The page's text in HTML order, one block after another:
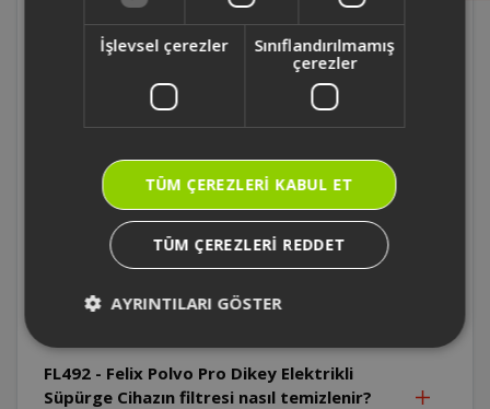
FL492 - Felix Polvo Pro Dikey Elektrikli
Süpürge Cihaz hangi yaş grubundaki
FL492 - Felix Polvo Pro Dikey Elektrikli
Süpürge Toz haznesi yıkandıktan sonra ne
yapılmalıdır?
Süpürge Toz haznesi nasıl çıkartılır?
FL492 - Felix Polvo Pro Dikey Elektrikli
Süpürge Cihazın filtresi nasıl temizlenir?
İşlevsel çerezler
Sınıflandırılmamış
çerezler
TÜM ÇEREZLERI KABUL ET
TÜM ÇEREZLERI REDDET
AYRINTILARI GÖSTER